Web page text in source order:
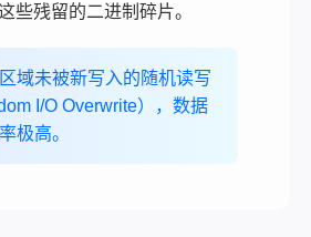
些残留的二进制碎片。
域未被新写入的随机读写
I/O Overwrite），数据
极高。